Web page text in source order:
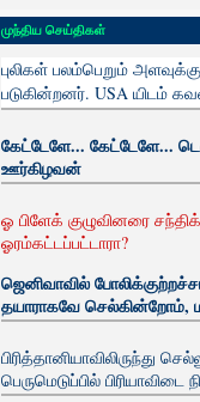
முந்திய செய்திகள்
புலிகள் பலம்பெறும்
படுகின்றனர். USA யிடம்
கேட்டேளே... கேட்டேளே...
ஊர்கிழவன்
ஓ பிளேக் குழுவினரை
ஓரம்கட்டப்பட்டாரா?
ஜெனிவாவில்
தயாராகவே செல்கின்றோம்,
பிரித்தானியாவிலிருந்து
பெருமெடுப்பில் பிரியாவிடை